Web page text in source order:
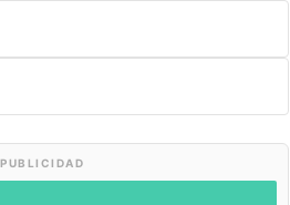
PUBLICIDAD